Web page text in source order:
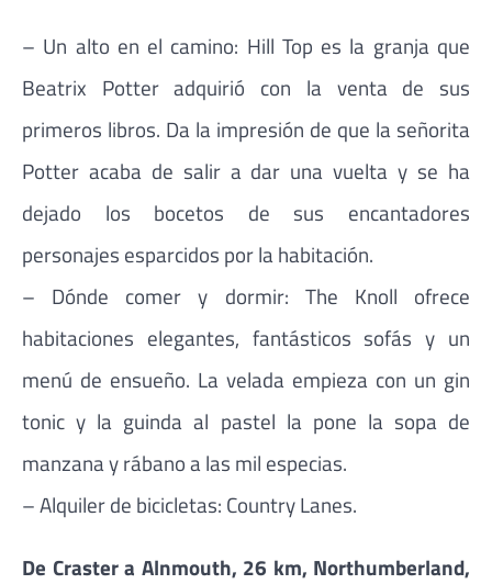
– Un alto en el camino: Hill Top es la granja que
Beatrix Potter adquirió con la venta de sus
primeros libros. Da la impresión de que la señorita
Potter acaba de salir a dar una vuelta y se ha
dejado los bocetos de sus encantadores
personajes esparcidos por la habitación.
– Dónde comer y dormir: The Knoll ofrece
habitaciones elegantes, fantásticos sofás y un
menú de ensueño. La velada empieza con un gin
tonic y la guinda al pastel la pone la sopa de
manzana y rábano a las mil especias.
– Alquiler de bicicletas: Country Lanes.
De Craster a Alnmouth, 26 km, Northumberland,